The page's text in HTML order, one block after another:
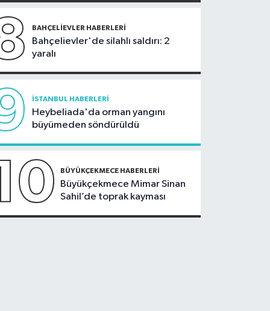
BAHÇELIEVLER HABERLERI
Bahçelievler'de silahlı saldırı: 2
yaralı
İSTANBUL HABERLERI
Heybeliada'da orman yangını
büyümeden söndürüldü
BÜYÜKÇEKMECE HABERLERI
Büyükçekmece Mimar Sinan
Sahil’de toprak kayması